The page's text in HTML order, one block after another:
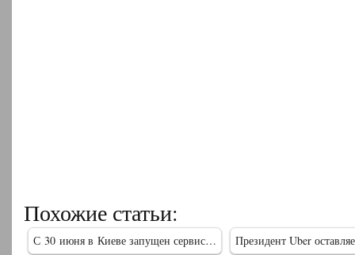
Похожие статьи:
С 30 июня в Киеве запущен сервис… Президент Uber